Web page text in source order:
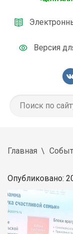
Версия
Главная
Опубликовано: